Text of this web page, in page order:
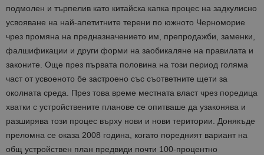
подмолен и търпелив като китайска капка процес на задкулисно
усвояване на най-апетитните терени по южното Черноморие
чрез промяна на предназначението им, препродажби, заменки,
фалшификации и други форми на заобикаляне на правилата и
законите. Още през първата половина на този период голяма
част от усвоеното бе застроено със съответните щети за
околната среда. През това време местната власт чрез поредица
хватки с устройствените планове се опитваше да узаконява и
разширява този процес върху нови и нови територии. Донякъде
преломна се оказа 2008 година, когато поредният вариант на
общ устройствен план предвиди почти 100-процентно